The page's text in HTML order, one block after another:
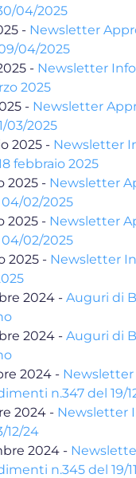
04/2025
- Newsletter
04/2025
- Newsletter
2025
- Newsletter
03/2025
2025 - Newsletter
febbraio 2025
2025 - Newsletter
02/2025
2025 - Newsletter
02/2025
2025 - Newsletter
2024 - Auguri di
2024 - Auguri di
2024 - Newsletter
n.347 del 19/
2024 - Newsletter
12/24
2024 -
n.345 del 19/